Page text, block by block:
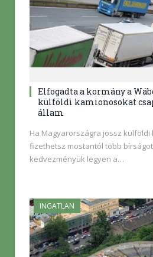
Elfogadta a kormány a
külföldi kamionosokat
állam
Ha Magyarországra jössz
fizethetsz mostantól több
kedvezményük legyen a…
INGATLAN